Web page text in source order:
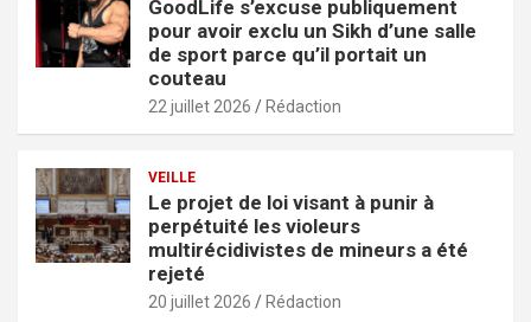
GoodLife s’excuse publiquement
pour avoir exclu un Sikh d’une salle
de sport parce qu’il portait un
couteau
22 juillet 2026 Rédaction
VEILLE
Le projet de loi visant à punir à
perpétuité les violeurs
multirécidivistes de mineurs a été
rejeté
20 juillet 2026 Rédaction